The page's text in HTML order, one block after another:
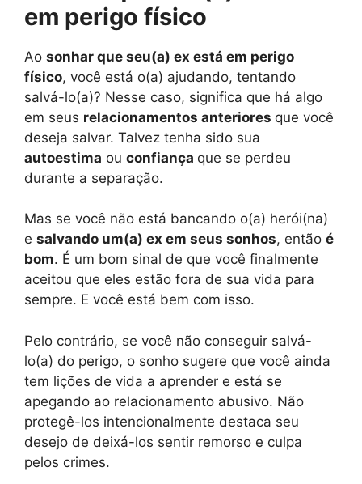
em perigo físico
Ao sonhar que seu(a) ex está em perigo
físico, você está o(a) ajudando, tentando
salvá-lo(a)? Nesse caso, significa que há algo
em seus relacionamentos anteriores que você
deseja salvar. Talvez tenha sido sua
autoestima ou confiança que se perdeu
durante a separação.
Mas se você não está bancando o(a) herói(na)
e salvando um(a) ex em seus sonhos, então é
bom. É um bom sinal de que você finalmente
aceitou que eles estão fora de sua vida para
sempre. E você está bem com isso.
Pelo contrário, se você não conseguir salvá-
lo(a) do perigo, o sonho sugere que você ainda
tem lições de vida a aprender e está se
apegando ao relacionamento abusivo. Não
protegê-los intencionalmente destaca seu
desejo de deixá-los sentir remorso e culpa
pelos crimes.